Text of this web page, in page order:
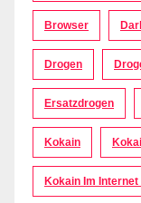
Browser
Drogen
Ersatzdrogen
Kokain
Kokain Im Internet